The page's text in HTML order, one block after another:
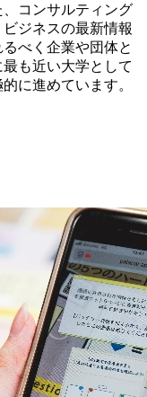
コンサルティング
ジネスの最新情報
べく企業や団体と
も近い大学として
に進めています。